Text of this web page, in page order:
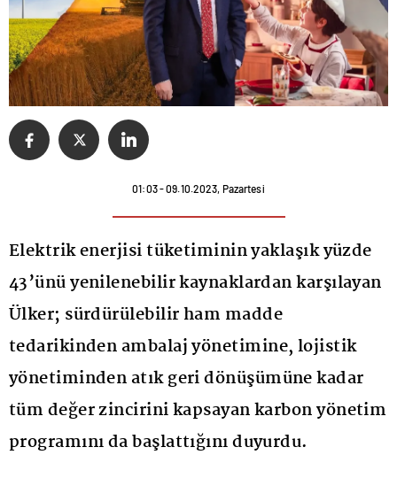
01:03 - 09.10.2023, Pazartesi
Elektrik enerjisi tüketiminin yaklaşık yüzde
43’ünü yenilenebilir kaynaklardan karşılayan
Ülker; sürdürülebilir ham madde
tedarikinden ambalaj yönetimine, lojistik
yönetiminden atık geri dönüşümüne kadar
tüm değer zincirini kapsayan karbon yönetim
programını da başlattığını duyurdu.